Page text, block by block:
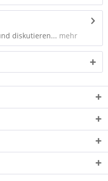
diskutieren... mehr